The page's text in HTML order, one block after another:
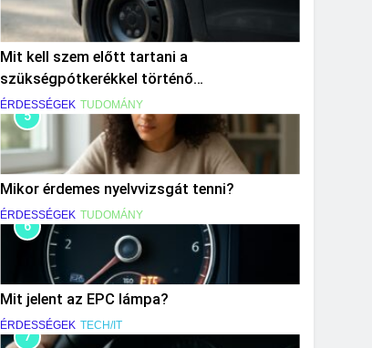
Mit kell szem előtt tartani a
szükségpótkerékkel történő
közlekedéskor?
ÉRDESSÉGEK TUDOMÁNY
5
Mikor érdemes nyelvvizsgát tenni?
ÉRDESSÉGEK TUDOMÁNY
6
Mit jelent az EPC lámpa?
ÉRDESSÉGEK TECH/IT
7